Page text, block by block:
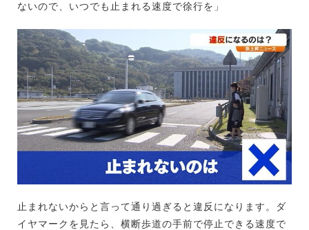
ないので、いつでも止まれる速度で徐行を」
止まれないからと言って通り過ぎると違反になります。ダ
イヤマークを見たら、横断歩道の手前で停止できる速度で